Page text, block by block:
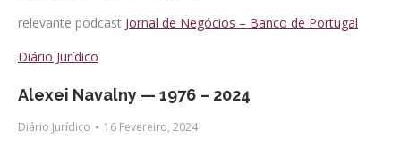
relevante podcast Jornal de Negócios – Banco de Portugal
Diário Jurídico
Alexei Navalny — 1976 – 2024
Diário Jurídico 16 Fevereiro, 2024